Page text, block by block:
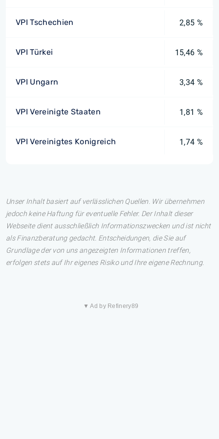
VPI Tschechien 2,85 %
VPI Türkei 15,46 %
VPI Ungarn 3,34 %
VPI Vereinigte Staaten 1,81 %
VPI Vereinigtes Konigreich 1,74 %
Unser Inhalt basiert auf verlässlichen Quellen. Wir übernehmen
jedoch keine Haftung für eventuelle Fehler. Der Inhalt dieser
Webseite dient ausschließlich Informationszwecken und ist nicht
als Finanzberatung gedacht. Entscheidungen, die Sie auf
Grundlage der von uns angezeigten Informationen treffen,
erfolgen stets auf Ihr eigenes Risiko und Ihre eigene Rechnung.
▼ Ad by Refinery89